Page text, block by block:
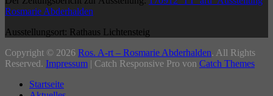
Rosmarie Abderhalden
Ausstellungsort: Rathaus Lichtensteig
Beitragsnavigation
Copyright © 2026 Ros. A-rt – Rosmarie Abderhalden. All Rights
Reserved. Impressum | Catch Responsive Pro von Catch Themes
oben
Startseite